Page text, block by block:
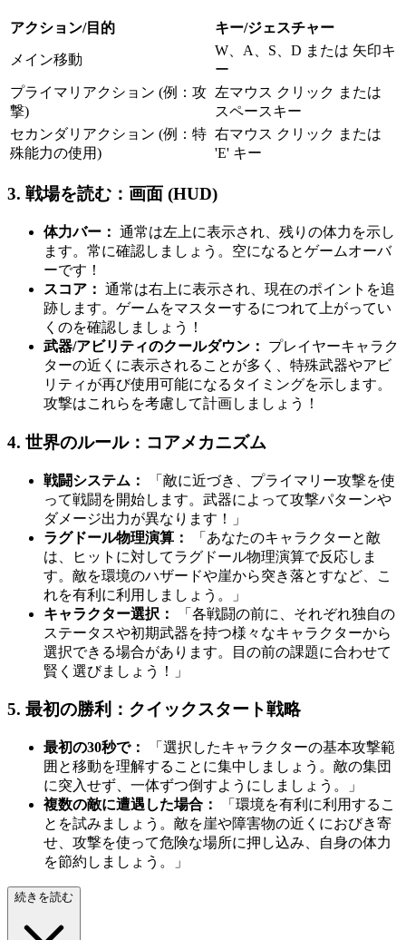
アクション/目的 キー/ジェスチャー
メイン移動
W、A、S、D または 矢印キ
ー
プライマリアクション (例：攻
撃)
左マウス クリック または
スペースキー
セカンダリアクション (例：特
殊能力の使用)
右マウス クリック または
'E' キー
3. 戦場を読む：画面 (HUD)
体力バー： 通常は左上に表示され、残りの体力を示し
ます。常に確認しましょう。空になるとゲームオーバ
ーです！
スコア： 通常は右上に表示され、現在のポイントを追
跡します。ゲームをマスターするにつれて上がってい
くのを確認しましょう！
武器/アビリティのクールダウン：
プレイヤーキャラク
ターの近くに表示されることが多く、特殊武器やアビ
リティが再び使用可能になるタイミングを示します。
攻撃はこれらを考慮して計画しましょう！
4. 世界のルール：コアメカニズム
戦闘システム：
「敵に近づき、プライマリー攻撃を使
って戦闘を開始します。武器によって攻撃パターンや
ダメージ出力が異なります！」
ラグドール物理演算：
「あなたのキャラクターと敵
は、ヒットに対してラグドール物理演算で反応しま
す。敵を環境のハザードや崖から突き落とすなど、こ
れを有利に利用しましょう。」
キャラクター選択：
「各戦闘の前に、それぞれ独自の
ステータスや初期武器を持つ様々なキャラクターから
選択できる場合があります。目の前の課題に合わせて
賢く選びましょう！」
5. 最初の勝利：クイックスタート戦略
最初の30秒で：
「選択したキャラクターの基本攻撃範
囲と移動を理解することに集中しましょう。敵の集団
に突入せず、一体ずつ倒すようにしましょう。」
複数の敵に遭遇した場合：
「環境を有利に利用するこ
とを試みましょう。敵を崖や障害物の近くにおびき寄
せ、攻撃を使って危険な場所に押し込み、自身の体力
を節約しましょう。」
続きを読む